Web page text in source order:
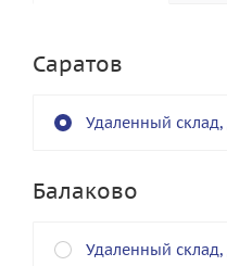
Саратов
Удаленный склад,
Балаково
Удаленный склад,